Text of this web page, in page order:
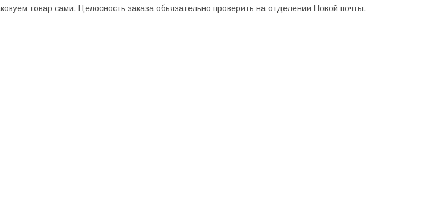
товар сами. Целосность заказа обьязательно проверить на отделении Новой почты.